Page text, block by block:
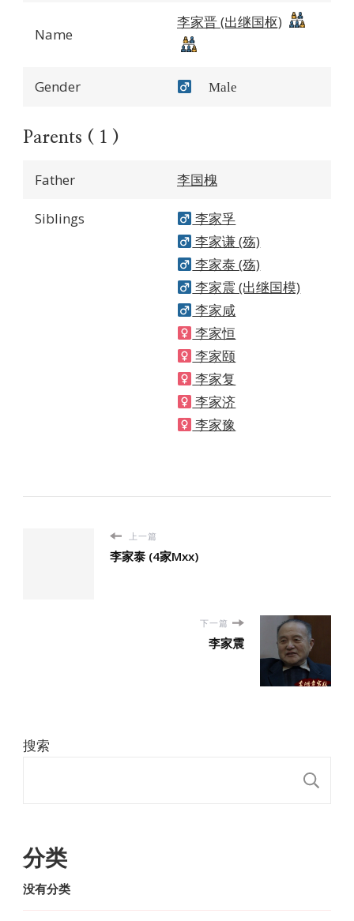
Name
李家晋 (出继国枢)
Gender Male
Parents ( 1 )
Father 李国槐
Siblings
李家孚
李家谦 (殇)
李家泰 (殇)
李家震 (出继国模)
李家咸
李家恒
李家颐
李家复
李家济
李家豫
上一篇
李家泰 (4家Mxx)
下一篇
李家震
搜索
分类
没有分类